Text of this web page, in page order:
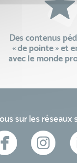
Des contenus
« de pointe » et
avec le monde
sur les réseaux